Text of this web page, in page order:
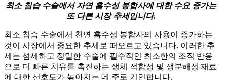
최소 침습 수술에서 자연 흡수성 봉합사에 대한 수요 증가는
또 다른 시장 추세입니다.
최소 침습 수술에서 천연 흡수성 봉합사의 사용이 증가하는
것이 시장에서 중요한 추세로 떠오르고 있습니다. 이러한 추
세는 섬세하고 정밀한 수술에 필수적인 최소한의 조직 반응
으로 더 빠른 치유를 촉진하는 생체 적합성 및 생분해성 재료
에 대한 선호도가 높아지는 데 주로 기인합니다.